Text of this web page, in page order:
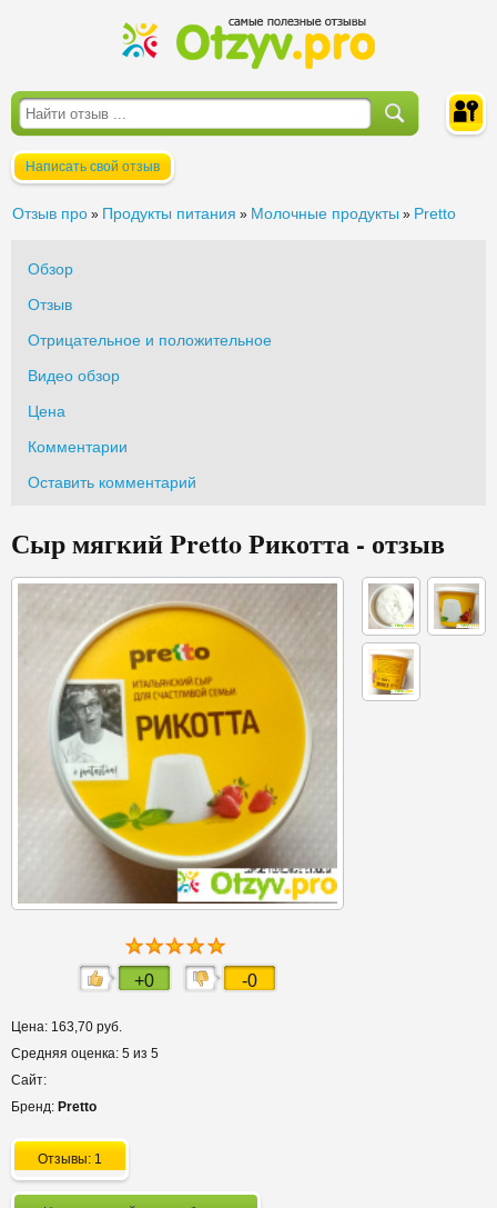
Написать свой отзыв
Отзыв про » Продукты питания » Молочные продукты » Pretto
Обзор
Отзыв
Отрицательное и положительное
Видео обзор
Цена
Комментарии
Оставить комментарий
Сыр мягкий Pretto Рикотта - отзыв
+0 -0
Цена: 163,70 руб.
Средняя оценка: 5 из 5
Сайт:
Бренд: Pretto
Отзывы: 1